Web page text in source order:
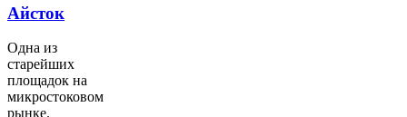
Айсток
Одна из
старейших
площадок на
микростоковом
рынке.